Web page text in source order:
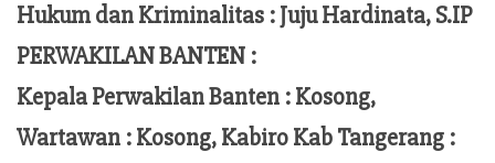
Hukum dan Kriminalitas :Juju Hardinata, S.IP
PERWAKILAN BANTEN :
Kepala Perwakilan Banten : Kosong,
Wartawan : Kosong, Kabiro Kab Tangerang :